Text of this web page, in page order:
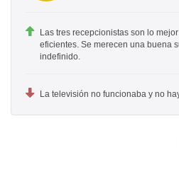
Las tres recepcionistas son lo
eficientes. Se merecen una buena
indefinido.
La televisión no funcionaba y no